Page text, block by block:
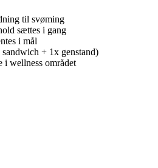
til svøming
sættes i gang
i mål
+ 1x genstand)
wellness området